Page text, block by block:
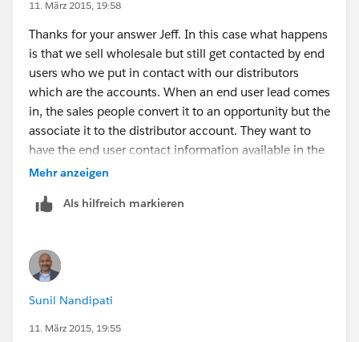
11. März 2015, 19:58
Thanks for your answer Jeff. In this case what happens
is that we sell wholesale but still get contacted by end
users who we put in contact with our distributors
which are the accounts. When an end user lead comes
in, the sales people convert it to an opportunity but the
associate it to the distributor account. They want to
have the end user contact information available in the
opportunity but they don't want it list it under the
for the distributor. Any idea how to achieve?
Mehr anzeigen
Als hilfreich markieren
Sunil Nandipati
11. März 2015, 19:55